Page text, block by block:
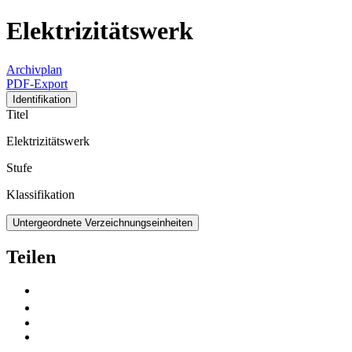
Elektrizitätswerk
Archivplan
PDF-Export
Identifikation
Titel
Elektrizitätswerk
Stufe
Klassifikation
Untergeordnete Verzeichnungseinheiten
Teilen